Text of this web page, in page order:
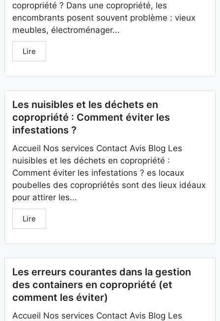
copropriété ? Dans une copropriété, les
encombrants posent souvent problème : vieux
meubles, électroménager...
Lire
Les nuisibles et les déchets en
copropriété : Comment éviter les
infestations ?
Accueil Nos services Contact Avis Blog Les
nuisibles et les déchets en copropriété :
Comment éviter les infestations ? es locaux
poubelles des copropriétés sont des lieux idéaux
pour attirer les...
Lire
Les erreurs courantes dans la gestion
des containers en copropriété (et
comment les éviter)
Accueil Nos services Contact Avis Blog Les